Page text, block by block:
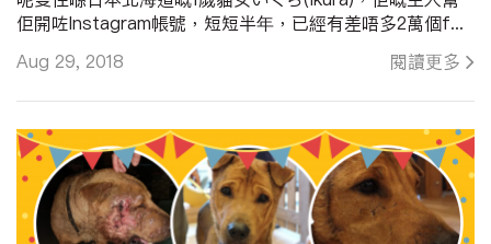
Aug 29, 2018 閱讀更多
佢開咗Instagram帳號，短短半年，已經有差唔多2萬個f...